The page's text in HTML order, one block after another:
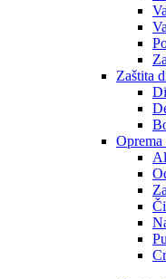
Zaštita
Oprema